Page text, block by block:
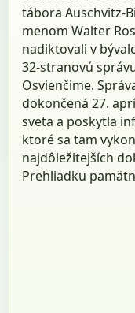
tábora Auschvitz-
menom Walter
nadiktovali v
32-stranovú
Osvienčime.
dokončená 27.
sveta a poskytla
ktoré sa tam
najdôležitejších
Prehliadku